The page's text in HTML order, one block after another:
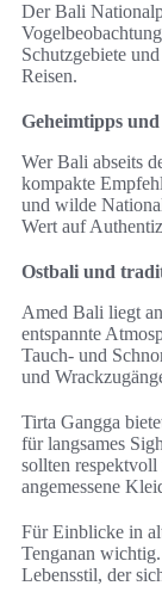
Der Bali
Schutzgebiete
Reisen.
Geheimtipps
Wer Bali abseits
kompakte
und wilde
Wert auf
Ostbali und
Amed Bali liegt
entspannte
Tauch- und
und
Tirta Gangga
für langsames
sollten
angemessene
Für Einblicke in
Tenganan
Lebensstil, der